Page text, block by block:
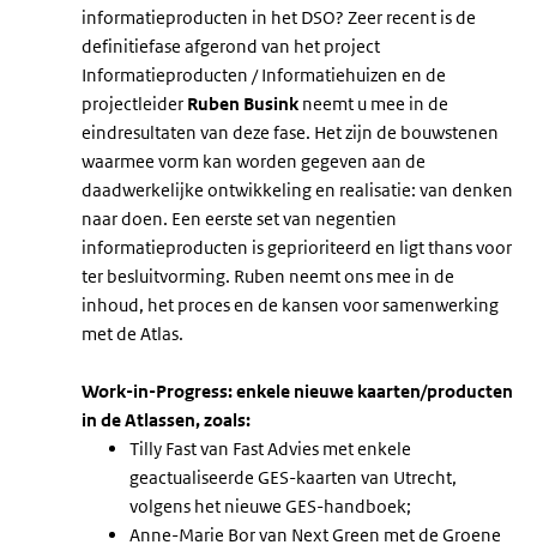
informatieproducten in het DSO? Zeer recent is de
definitiefase afgerond van het project
Informatieproducten / Informatiehuizen en de
projectleider Ruben Busink neemt u mee in de
eindresultaten van deze fase. Het zijn de bouwstenen
waarmee vorm kan worden gegeven aan de
daadwerkelijke ontwikkeling en realisatie: van denken
naar doen. Een eerste set van negentien
informatieproducten is geprioriteerd en ligt thans voor
ter besluitvorming. Ruben neemt ons mee in de
inhoud, het proces en de kansen voor samenwerking
met de Atlas.
Work-in-Progress: enkele nieuwe kaarten/producten
in de Atlassen, zoals:
Tilly Fast van Fast Advies met enkele
geactualiseerde GES-kaarten van Utrecht,
volgens het nieuwe GES-handboek;
Anne-Marie Bor van Next Green met de Groene